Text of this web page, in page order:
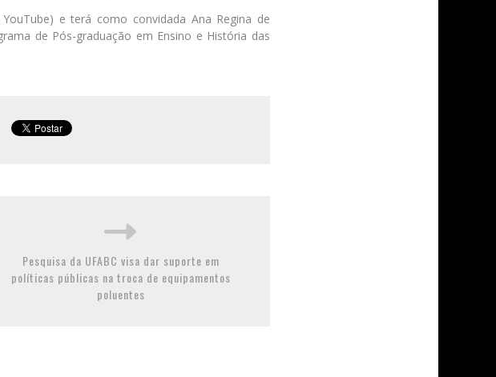
e terá como convidada Ana Regina de
de Pós-graduação em Ensino e História das
Pesquisa da UFABC visa dar suporte em
políticas públicas na troca de equipamentos
poluentes